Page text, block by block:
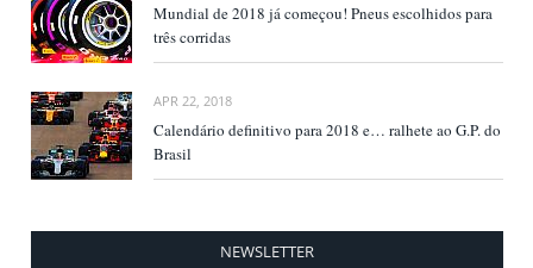
Mundial de 2018 já começou! Pneus escolhidos para
três corridas
APR 22, 2018
Calendário definitivo para 2018 e… ralhete ao G.P. do
Brasil
NEWSLETTER